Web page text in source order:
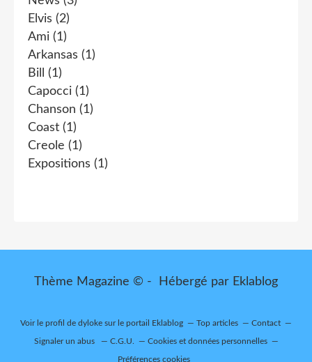
Elvis (2)
Ami (1)
Arkansas (1)
Bill
(1)
Capocci (1)
Chanson (1)
Coast (1)
Creole (1)
Expositions (1)
Thème Magazine © - Hébergé par Eklablog
Voir le profil de dyloke sur le portail Eklablog Top articles Contact
Signaler un abus C.G.U. Cookies et données personnelles
Préférences cookies